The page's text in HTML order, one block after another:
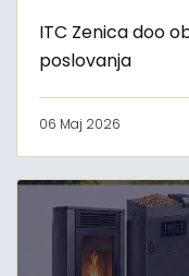
ITC Zenica doo
poslovanja
06 Maj 2026